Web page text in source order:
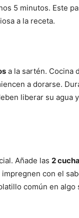
5 minutos. Este
a la receta.
a la sartén. Cocina
a dorarse.
liberar su agua
Añade las 2
con el
común en